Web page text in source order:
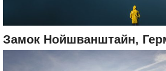
Замок Нойшванштайн,